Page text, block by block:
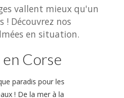
vallent mieux qu'un
! Découvrez nos
en situation.
Corse
paradis pour les
! De la mer à la